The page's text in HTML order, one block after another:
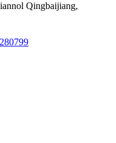
Qingbaijiang,